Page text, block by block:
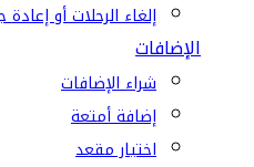
إلغاء الرحلات أو
الإضافات
شراء الإضافات
إضافة أمتعة
اختيار مقعد